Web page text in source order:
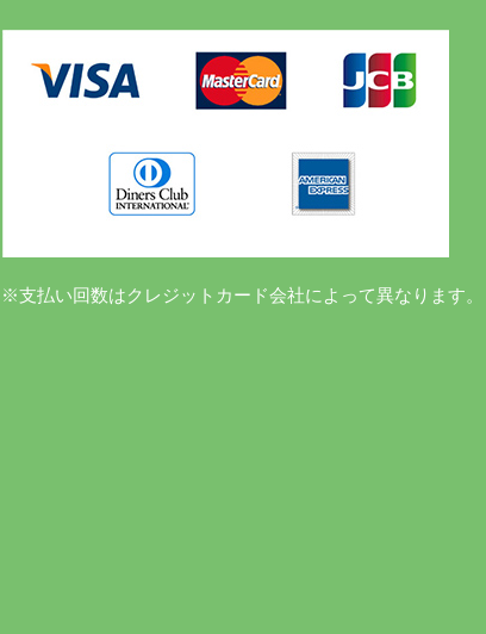
※支払い回数はクレジットカード会社によって異なります。